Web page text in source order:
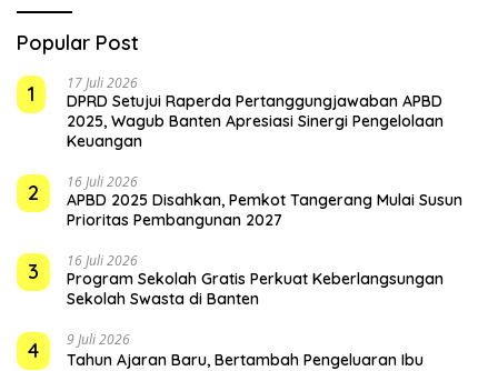
Popular Post
1
17 Juli 2026
DPRD Setujui Raperda Pertanggungjawaban APBD
2025, Wagub Banten Apresiasi Sinergi Pengelolaan
Keuangan
2 16 Juli 2026
APBD 2025 Disahkan, Pemkot Tangerang Mulai Susun
Prioritas Pembangunan 2027
3 16 Juli 2026
Program Sekolah Gratis Perkuat Keberlangsungan
Sekolah Swasta di Banten
4 9 Juli 2026
Tahun Ajaran Baru, Bertambah Pengeluaran Ibu